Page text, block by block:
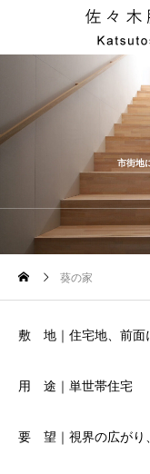
市街地
葵の家
敷 地｜住宅地、前面
用 途｜単世帯住宅
要 望｜視界の広がり